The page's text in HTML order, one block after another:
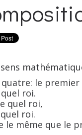
le
roi.
quel roi,
roi.
le même que le